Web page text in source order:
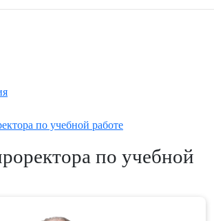
по учебной работе
по учебной